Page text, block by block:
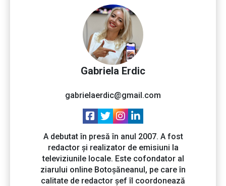
Gabriela Erdic
gabrielaerdic@gmail.com
A debutat în presă în anul 2007. A fost
redactor și realizator de emisiuni la
televiziunile locale. Este cofondator al
ziarului online Botoșăneanul, pe care în
calitate de redactor șef îl coordonează